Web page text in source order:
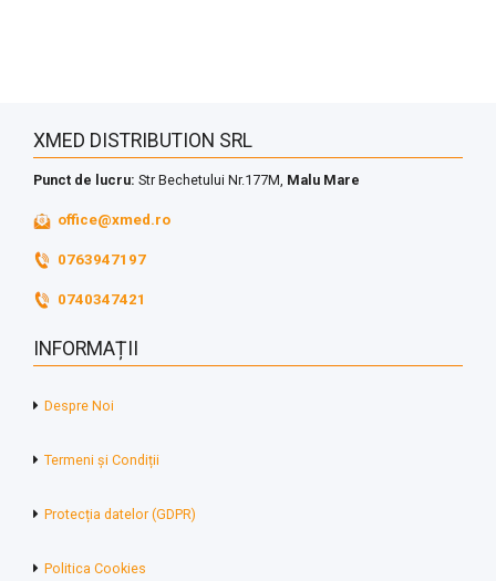
XMED DISTRIBUTION SRL
Punct de lucru: Str Bechetului Nr.177M, Malu Mare
office@xmed.ro
0763947197
0740347421
INFORMAȚII
Despre Noi
Termeni și Condiții
Protecția datelor (GDPR)
Politica Cookies